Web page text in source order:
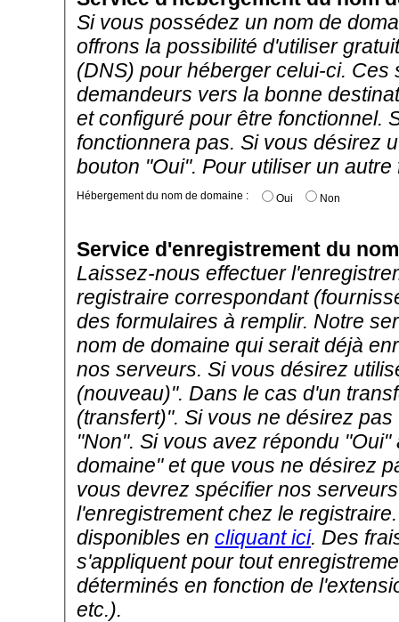
Si vous possédez un nom de
offrons la possibilité d'utiliser
(DNS) pour héberger celui-ci.
demandeurs vers la bonne
et configuré pour être fonctionnel.
fonctionnera pas. Si vous désirez
bouton "Oui". Pour utiliser un
Hébergement du nom de domaine : Non
Service d'enregistrement du
Laissez-nous effectuer
registraire correspondant
des formulaires à remplir. Notre
nom de domaine qui serait déjà
nos serveurs. Si vous désirez
(nouveau)". Dans le cas d'un
(transfert)". Si vous ne désirez
"Non". Si vous avez répondu
domaine" et que vous ne désirez
vous devrez spécifier nos
l'enregistrement chez le
disponibles en cliquant ici. Des
s'appliquent pour tout
déterminés en fonction de
etc.).